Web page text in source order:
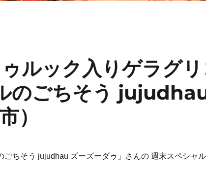
ルック入りゲラグリ
のごちそう
）
ごちそう jujudhau ズーズーダゥ」さんの 週末スペシャ